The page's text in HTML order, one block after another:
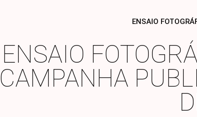
ENSAIO
ENSAIO
CAMPANHA